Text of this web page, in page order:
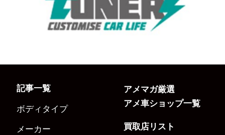
記事一覧
ボディタイプ
メーカー
アメマガ厳選
アメ車ショップ一覧
買取店リスト